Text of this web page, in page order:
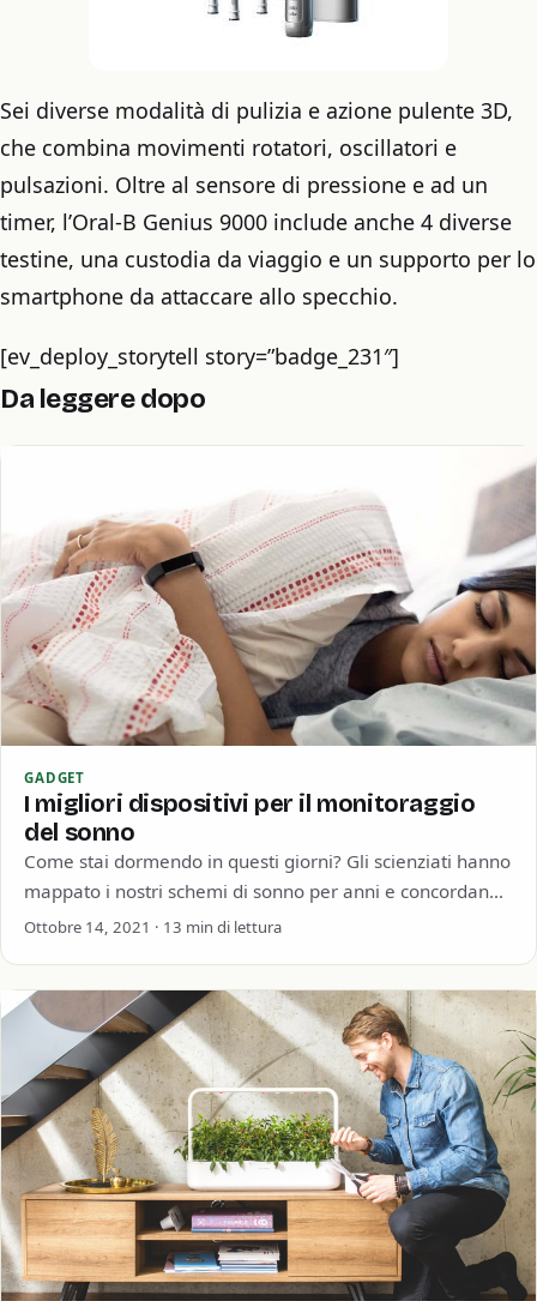
Sei diverse modalità di pulizia e azione pulente 3D,
che combina movimenti rotatori, oscillatori e
pulsazioni. Oltre al sensore di pressione e ad un
timer, l’Oral-B Genius 9000 include anche 4 diverse
testine, una custodia da viaggio e un supporto per lo
smartphone da attaccare allo specchio.
[ev_deploy_storytell story=”badge_231″]
Da leggere dopo
GADGET
I migliori dispositivi per il monitoraggio
del sonno
Come stai dormendo in questi giorni? Gli scienziati hanno
mappato i nostri schemi di sonno per anni e concordano
che dieta, stress…
Ottobre 14, 2021 · 13 min di lettura